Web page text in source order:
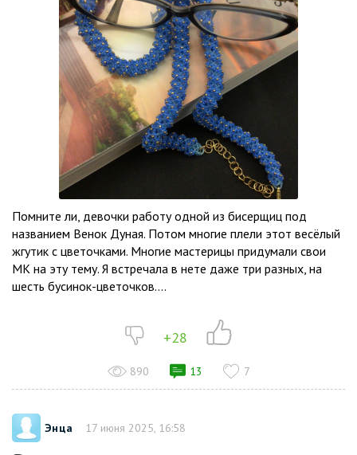
Помните ли, девочки работу одной из бисерщиц под
названием Венок Дуная. Потом многие плели этот весёлый
жгутик с цветочками. Многие мастерицы придумали свои
МК на эту тему. Я встречала в нете даже три разных, на
шесть бусинок-цветочков....
+28
890 13 7
Энца 17 июня 2025, 16:58